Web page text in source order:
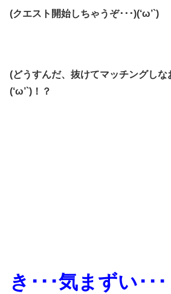
(クエスト開始しちゃうぞ･･･)(‘ω’`)
(どうすんだ、抜けてマッチングしな
(‘ω’`)！？
き･･･気まずい･･･